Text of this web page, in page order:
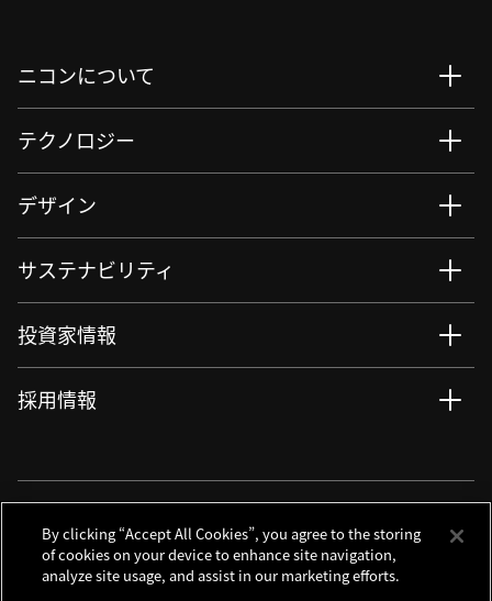
ニコンについて
テクノロジー
デザイン
サステナビリティ
投資家情報
採用情報
ソーシャルメディアアカウント
By clicking “Accept All Cookies”, you agree to the storing
of cookies on your device to enhance site navigation,
analyze site usage, and assist in our marketing efforts.